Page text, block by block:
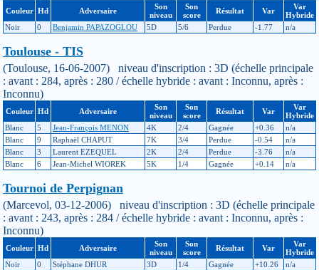
Couleur Hd Adversaire
Son
niveau
Son
score
Résultat Var
Var
Hybride
Noir
0 Benjamin PAPAZOGLOU 5D 5/6 Perdue -1.77 n/a
Toulouse - TIS
(Toulouse, 16-06-2007) niveau d'inscription : 3D (échelle principale
: avant : 284, après : 280 / échelle hybride : avant : Inconnu, après :
Inconnu)
Couleur Hd Adversaire
Son
niveau
Son
score
Résultat Var
Var
Hybride
Blanc
5 Jean-François MENON 4K 2/4 Gagnée +0.36
n/a
Blanc
9 Raphaël CHAPUT 7K 3/4 Perdue -0.54
n/a
Blanc
3 Laurent EZEQUEL 2K 2/4 Perdue -3.76
n/a
Blanc
6 Jean-Michel WIOREK 5K 1/4 Gagnée +0.14 n/a
Tournoi de Perpignan
(Marcevol, 03-12-2006) niveau d'inscription : 3D (échelle principale
: avant : 243, après : 284 / échelle hybride : avant : Inconnu, après :
Inconnu)
Couleur Hd Adversaire
Son
niveau
Son
score
Résultat Var
Var
Hybride
Noir
0 Stéphane DHUR 3D 1/4 Gagnée +10.26
n/a